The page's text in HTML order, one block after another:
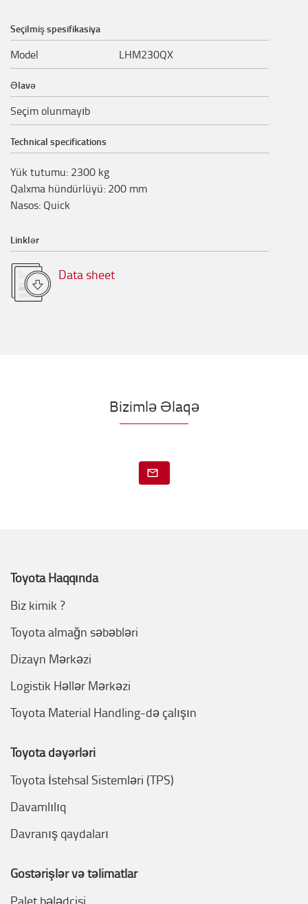
Seçilmiş spesifikasiya
Model LHM230QX
Əlavə
Seçim olunmayıb
Technical specifications
Yük tutumu: 2300 kg
Qalxma hündürlüyü: 200 mm
Nasos: Quick
Linklər
Data sheet
Bizimlə Əlaqə
Toyota Haqqında
Biz kimik ?
Toyota almağn səbəbləri
Dizayn Mərkəzi
Logistik Həllər Mərkəzi
Toyota Material Handling-də çalışın
Toyota dəyərləri
Toyota İstehsal Sistemləri (TPS)
Davamlılıq
Davranış qaydaları
Göstərişlər və təlimatlar
Palet bələdçisi